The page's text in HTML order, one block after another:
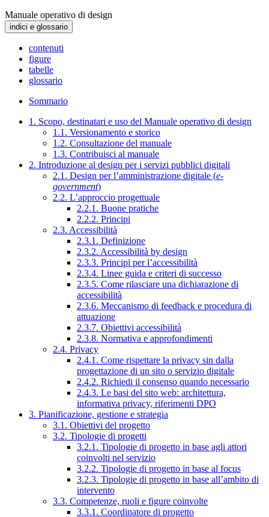
Manuale operativo di design
indici e glossario
contenuti
figure
tabelle
glossario
Sommario
1. Scopo, destinatari e uso del Manuale operativo di design
1.1. Versionamento e storico
1.2. Consultazione del manuale
1.3. Contribuisci al manuale
2. Introduzione al design per i servizi pubblici digitali
2.1. Design per l’amministrazione digitale (e-
government)
2.2. L’approccio progettuale
2.2.1. Buone pratiche
2.2.2. Principi
2.3. Accessibilità
2.3.1. Definizione
2.3.2. Accessibilità by design
2.3.3. Principi per l’accessibilità
2.3.4. Linee guida e criteri di successo
2.3.5. Come rilasciare una dichiarazione di
accessibilità
2.3.6. Meccanismo di feedback e procedura di
attuazione
2.3.7. Obiettivi accessibilità
2.3.8. Normativa e approfondimenti
2.4. Privacy
2.4.1. Come rispettare la privacy sin dalla
progettazione di un sito o servizio digitale
2.4.2. Richiedi il consenso quando necessario
2.4.3. Le basi del sito web: architettura,
informativa privacy, riferimenti DPO
3. Pianificazione, gestione e strategia
3.1. Obiettivi del progetto
3.2. Tipologie di progetti
3.2.1. Tipologie di progetto in base agli attori
coinvolti nel servizio
3.2.2. Tipologie di progetto in base al focus
3.2.3. Tipologie di progetto in base all’ambito di
intervento
3.3. Competenze, ruoli e figure coinvolte
3.3.1. Coordinatore di progetto